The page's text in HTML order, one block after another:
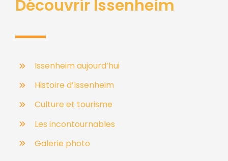
Découvrir Issenheim
Issenheim aujourd’hui
Histoire d’Issenheim
Culture et tourisme
Les incontournables
Galerie photo